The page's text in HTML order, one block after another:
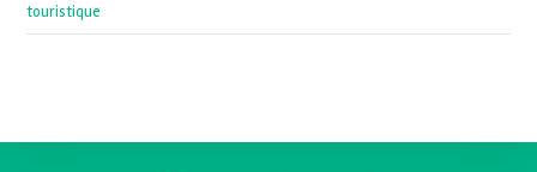
touristique